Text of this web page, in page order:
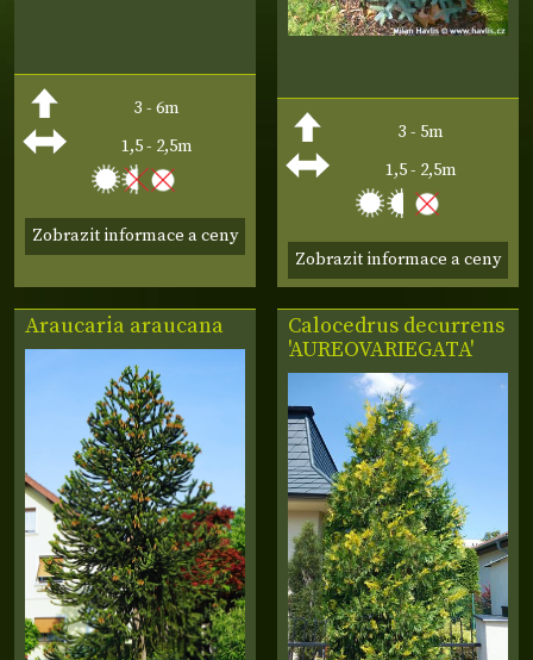
3 - 6m
1,5 - 2,5m
Zobrazit informace a ceny
3 - 5m
1,5 - 2,5m
Zobrazit informace a ceny
Araucaria araucana
Calocedrus decurrens
'AUREOVARIEGATA'